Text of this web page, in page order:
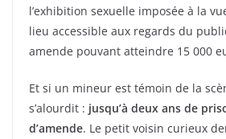
l’exhibition sexuelle imposée à la
lieu accessible aux regards du
amende pouvant atteindre 15 000
Et si un mineur est témoin de la
s’alourdit : jusqu’à deux ans de
d’amende. Le petit voisin curieux